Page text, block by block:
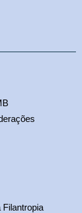
Filantropia